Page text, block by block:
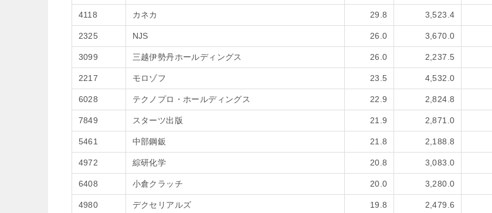
4118 カネカ 29.8 3,523.4
2325 NJS 26.0 3,670.0
3099 三越伊勢丹ホールディングス 26.0 2,237.5
2217 モロゾフ 23.5 4,532.0
6028 テクノプロ・ホールディングス 22.9 2,824.8
7849 スターツ出版 21.9 2,871.0
5461 中部鋼鈑 21.8 2,188.8
4972 綜研化学 20.8 3,083.0
6408 小倉クラッチ 20.0 3,280.0
4980 デクセリアルズ 19.8 2,479.6